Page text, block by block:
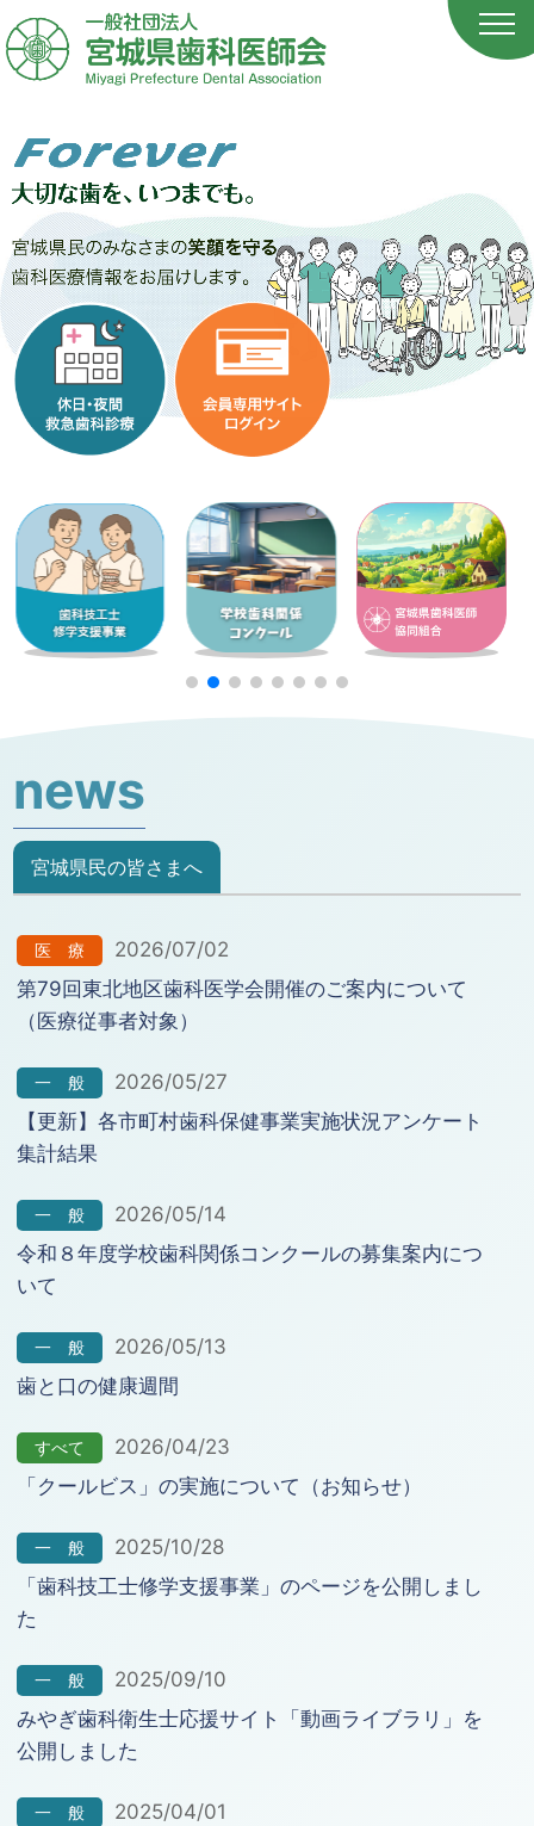
news
宮城県民の皆さまへ
医 療
2026/07/02
第79回東北地区歯科医学会開催のご案内について
（医療従事者対象）
一 般
2026/05/27
【更新】各市町村歯科保健事業実施状況アンケート
集計結果
一 般
2026/05/14
令和８年度学校歯科関係コンクールの募集案内につ
いて
一 般
2026/05/13
歯と口の健康週間
すべて
2026/04/23
「クールビス」の実施について（お知らせ）
一 般
2025/10/28
「歯科技工士修学支援事業」のページを公開しまし
た
一 般
2025/09/10
みやぎ歯科衛生士応援サイト「動画ライブラリ」を
公開しました
一 般
2025/04/01